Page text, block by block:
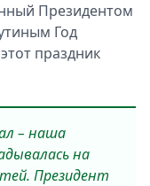
Президентом
Год
праздник
– наша
на
Президент